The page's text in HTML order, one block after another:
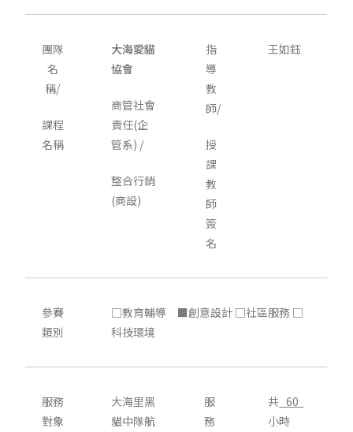
團隊
名
稱/
課程
名稱
大海愛貓
協會
商管社會
責任(企
管系) /
整合行銷
(商設)
指
導
教
師/
授
課
教
師
簽
名
王如鈺
參賽
類別
□教育輔導 ■創意設計 □社區服務 □
科技環境
服務
對象
大海里黑
貓中隊航
服
務
共 60
小時